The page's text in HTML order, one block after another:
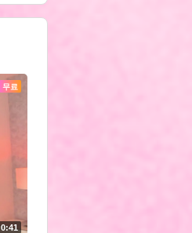
무료
0:41